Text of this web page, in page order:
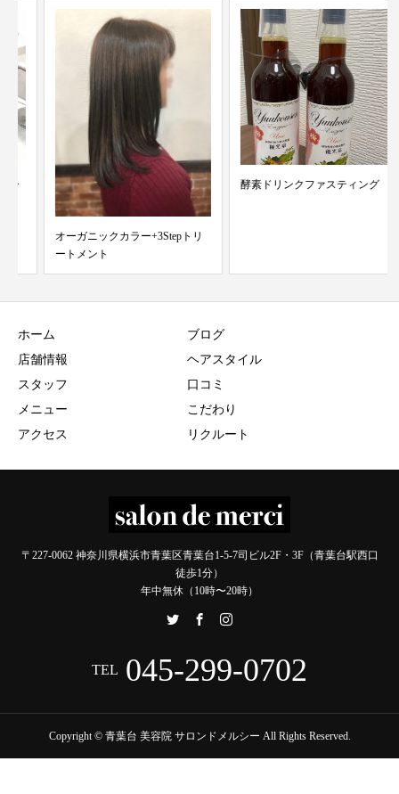
オーガニックカラー+3Stepトリ
ートメント
酵素ドリンクファスティング
ホーム
店舗情報
スタッフ
メニュー
アクセス
ブログ
ヘアスタイル
口コミ
こだわり
リクルート
〒227-0062 神奈川県横浜市青葉区青葉台1-5-7司ビル2F・3F（青葉台駅西口
徒歩1分）
年中無休（10時〜20時）
TEL 045-299-0702
Copyright © 青葉台 美容院 サロンドメルシー All Rights Reserved.